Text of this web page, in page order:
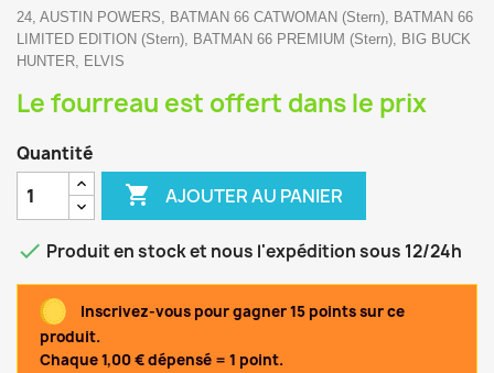
24, AUSTIN POWERS, BATMAN 66 CATWOMAN (Stern), BATMAN 66
LIMITED EDITION (Stern), BATMAN 66 PREMIUM (Stern), BIG BUCK
HUNTER, ELVIS
Le fourreau est offert dans le prix
Quantité
 AJOUTER AU PANIER
 Produit en stock et nous l'expédition sous 12/24h
Inscrivez-vous pour gagner 15 points sur ce
produit.
Chaque 1,00 € dépensé = 1 point.